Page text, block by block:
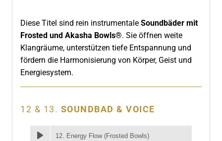
Diese Titel sind rein instrumentale Soundbäder mit
Frosted und Akasha Bowls®. Sie öffnen weite
Klangräume, unterstützen tiefe Entspannung und
fördern die Harmonisierung von Körper, Geist und
Energiesystem.
12 & 13. SOUNDBAD & VOICE
12. Energy Flow (Frosted Bowls)